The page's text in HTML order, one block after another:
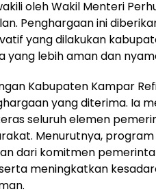
oleh Wakil Menteri
Penghargaan ini
yang dilakukan
yang lebih aman dan
Kabupaten Kampar
yang diterima. Ia
seluruh elemen
Menurutnya,
dari komitmen
meningkatkan